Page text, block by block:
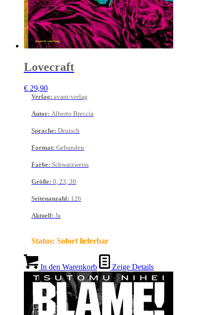
Lovecraft
€ 29,90
Verlag: avant-verlag
Autor: Alberto Breccia
Sprache: Deutsch
Format: Gebunden
Farbe: Schwarzweiss
Größe: 0, 23, 30
Seitenanzahl: 126
Aktuell: Ja
Status: Sofort lieferbar
In den Warenkorb Zeige Details